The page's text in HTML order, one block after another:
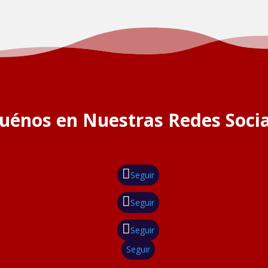
en Nuestras Redes
Seguir
Seguir
Seguir
Seguir